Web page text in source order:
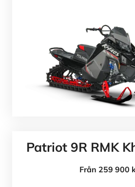
Patriot 9R RMK
Från 259 900